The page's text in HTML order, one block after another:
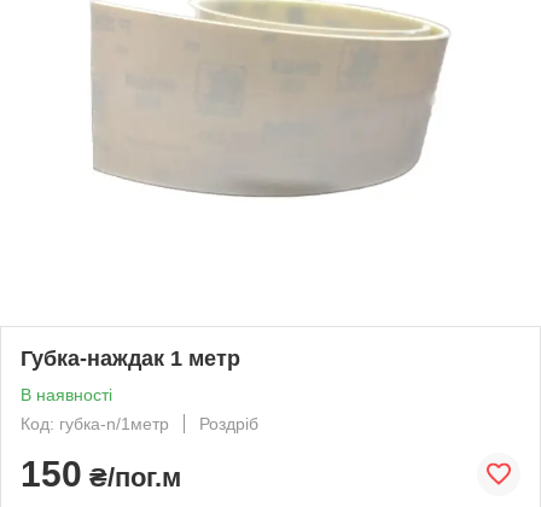
Губка-наждак 1 метр
В наявності
Код: губка-n/1метр
Роздріб
150 ₴/пог.м